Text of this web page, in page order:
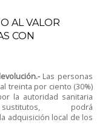
AL VALOR
CON
Las personas
treinta por ciento (30%)
la autoridad sanitaria
podrá
adquisición local de los